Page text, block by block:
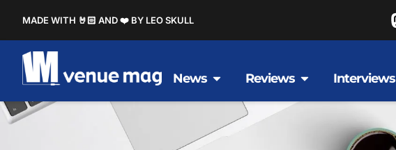
MADE WITH 🤘🏻 AND ❤️ BY LEO SKULL
News Reviews Interviews